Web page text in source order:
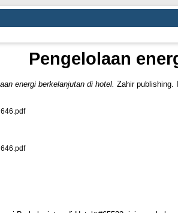
Pengelolaan
energi berkelanjutan di hotel. Zahir publishing.